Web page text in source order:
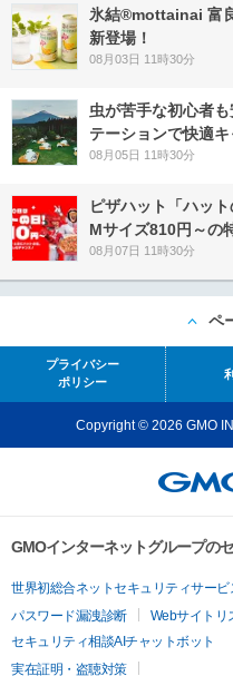
氷結®mottainai 富
新登場！
08月03日 11時30分
虫が苦手な初心者
テーションで快適
08月05日 11時30分
ピザハット「ハッ
Mサイズ810円～の
08月07日 11時30分
ペ
プライバシー
ポリシー
Copyright © 2026 GMO
GMOインターネットグループの
世界初総合ネットセキュリティサービ
パスワード漏洩診断
Webサイトリ
セキュリティ相談AIチャットボット
実在証明・盗聴対策